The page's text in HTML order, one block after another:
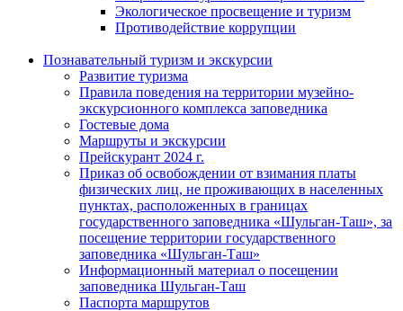
Экологическое просвещение и туризм
Противодействие коррупции
Познавательный туризм и экскурсии
Развитие туризма
Правила поведения на территории музейно-
экскурсионного комплекса заповедника
Гостевые дома
Маршруты и экскурсии
Прейскурант 2024 г.
Приказ об освобождении от взимания платы
физических лиц, не проживающих в населенных
пунктах, расположенных в границах
государственного заповедника «Шульган-Таш», за
посещение территории государственного
заповедника «Шульган-Таш»
Информационный материал о посещении
заповедника Шульган-Таш
Паспорта маршрутов